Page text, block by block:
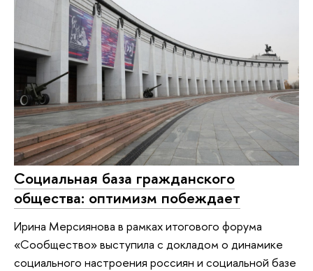
Социальная база гражданского
общества: оптимизм побеждает
Ирина Мерсиянова в рамках итогового форума
«Сообщество» выступила с докладом о динамике
социального настроения россиян и социальной базе